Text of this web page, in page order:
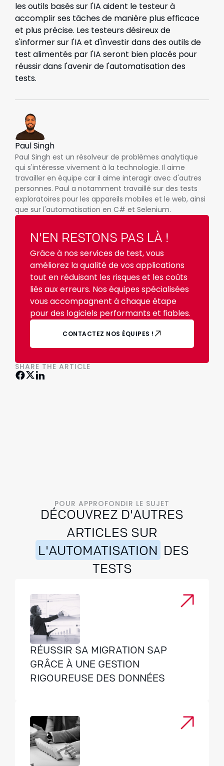
les outils basés sur l'IA aident le testeur à
accomplir ses tâches de manière plus efficace
et plus précise. Les testeurs désireux de
s'informer sur l'IA et d'investir dans des outils de
test alimentés par l'IA seront bien placés pour
réussir dans l'avenir de l'automatisation des
tests.
Paul Singh
Paul Singh est un résolveur de problèmes analytique
qui s'intéresse vivement à la technologie. Il aime
travailler en équipe car il aime interagir avec d'autres
personnes. Paul a notamment travaillé sur des tests
exploratoires pour les appareils mobiles et le web, ainsi
que sur l'automatisation en C# et Selenium.
N'EN RESTONS PAS LÀ !
Grâce à nos services de test, vous
améliorez la qualité de vos applications
tout en réduisant les risques et les coûts
liés aux erreurs. Nos équipes spécialisées
vous accompagnent à chaque étape
pour des logiciels performants et fiables.
CONTACTEZ NOS ÉQUIPES !
SHARE THE ARTICLE
POUR APPROFONDIR LE SUJET
DÉCOUVREZ D'AUTRES
ARTICLES SUR
L'AUTOMATISATION DES
TESTS
RÉUSSIR SA MIGRATION SAP
GRÂCE À UNE GESTION
RIGOUREUSE DES DONNÉES